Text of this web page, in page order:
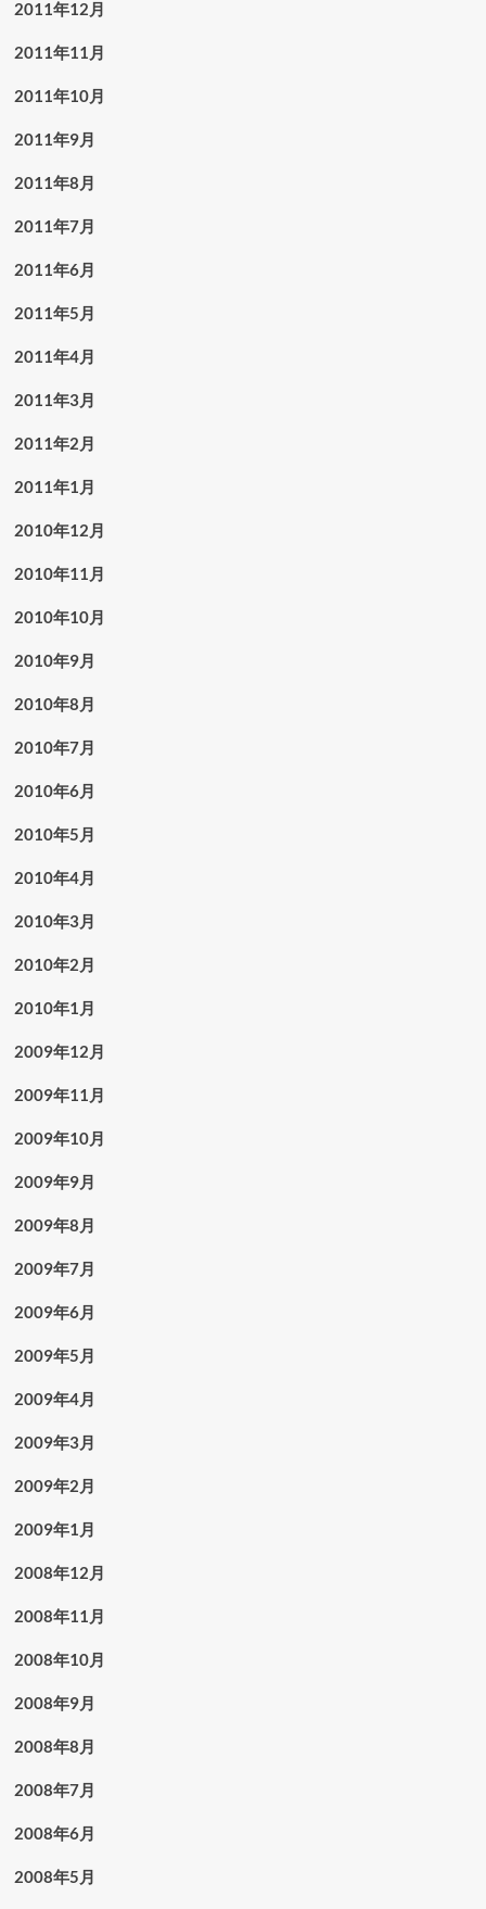
2011年12月
2011年11月
2011年10月
2011年9月
2011年8月
2011年7月
2011年6月
2011年5月
2011年4月
2011年3月
2011年2月
2011年1月
2010年12月
2010年11月
2010年10月
2010年9月
2010年8月
2010年7月
2010年6月
2010年5月
2010年4月
2010年3月
2010年2月
2010年1月
2009年12月
2009年11月
2009年10月
2009年9月
2009年8月
2009年7月
2009年6月
2009年5月
2009年4月
2009年3月
2009年2月
2009年1月
2008年12月
2008年11月
2008年10月
2008年9月
2008年8月
2008年7月
2008年6月
2008年5月